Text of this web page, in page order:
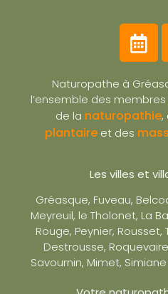
Naturopathe à
l’ensemble des
de la naturopathie,
plantaire et des
Les villes et
Gréasque, Fuveau,
Meyreuil, le Tholonet, La
Rouge, Peynier, Rousset,
Destrousse,
Savournin, Mimet,